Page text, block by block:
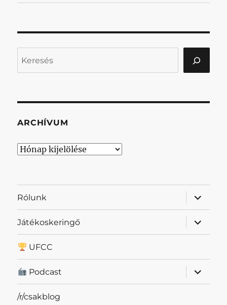
ARCHÍVUM
Archívum
Rólunk
almenü
Játékoskeringő
almenü
UFCC
Podcast
almenü
/r/csakblog